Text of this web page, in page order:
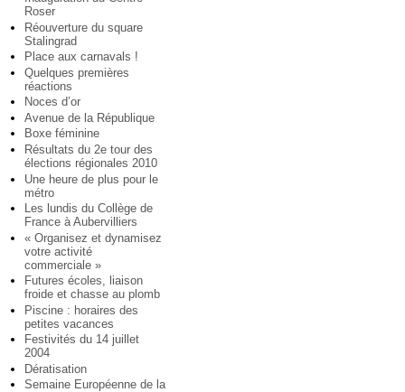
Roser
Réouverture du square
Stalingrad
Place aux carnavals !
Quelques premières
réactions
Noces d’or
Avenue de la République
Boxe féminine
Résultats du 2e tour des
élections régionales 2010
Une heure de plus pour le
métro
Les lundis du Collège de
France à Aubervilliers
« Organisez et dynamisez
votre activité
commerciale »
Futures écoles, liaison
froide et chasse au plomb
Piscine : horaires des
petites vacances
Festivités du 14 juillet
2004
Dératisation
Semaine Européenne de la